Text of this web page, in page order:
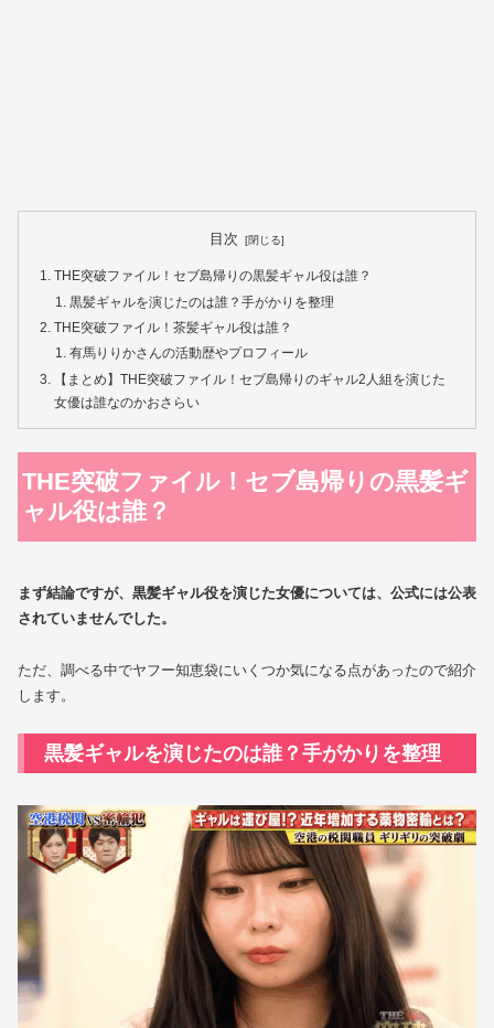
目次
THE突破ファイル！セブ島帰りの黒髪ギャル役は誰？
黒髪ギャルを演じたのは誰？手がかりを整理
THE突破ファイル！茶髪ギャル役は誰？
有馬りりかさんの活動歴やプロフィール
【まとめ】THE突破ファイル！セブ島帰りのギャル2人組を演じた
女優は誰なのかおさらい
THE突破ファイル！セブ島帰りの黒髪ギ
ャル役は誰？
まず結論ですが、黒髪ギャル役を演じた女優については、公式には公表
されていませんでした。
ただ、調べる中でヤフー知恵袋にいくつか気になる点があったので紹介
します。
黒髪ギャルを演じたのは誰？手がかりを整理